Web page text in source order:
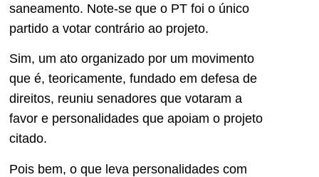
saneamento. Note-se que o PT foi o único
partido a votar contrário ao projeto.
Sim, um ato organizado por um movimento
que é, teoricamente, fundado em defesa de
direitos, reuniu senadores que votaram a
favor e personalidades que apoiam o projeto
citado.
Pois bem, o que leva personalidades com